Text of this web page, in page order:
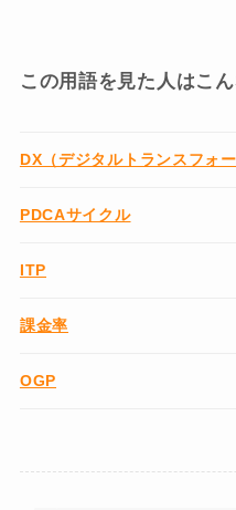
この用語を見た人はこ
DX（デジタルトランスフォー
PDCAサイクル
ITP
課金率
OGP